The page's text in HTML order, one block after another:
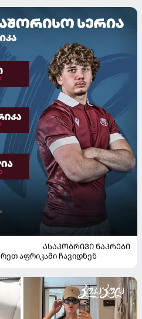
ᲐᲡᲐᲙᲝᲑᲠᲘᲕᲘ ᲜᲐᲙᲠᲔᲑᲘ
აფრიკაში ჩავიდნენ